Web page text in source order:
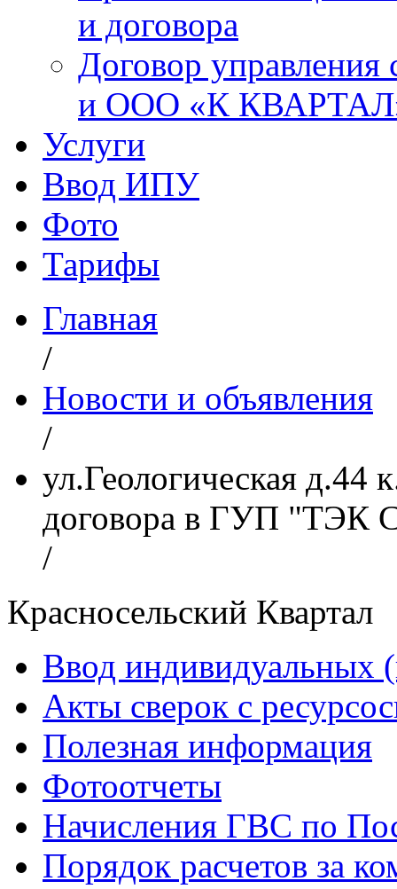
и договора
Договор управления
и ООО «К
Услуги
Ввод ИПУ
Фото
Тарифы
Главная
/
Новости и объявления
/
ул.Геологическая д.44
договора в ГУП "ТЭК
/
Красносельский Квартал
Ввод индивидуальных
Акты сверок с
Полезная информация
Фотоотчеты
Начисления ГВС по
Порядок расчетов за